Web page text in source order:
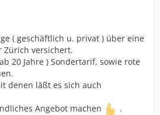
( geschäftlich u. privat ) über eine
Zürich versichert.
20 Jahre ) Sondertarif, sowie rote
denen läßt es sich auch
Angebot machen
.